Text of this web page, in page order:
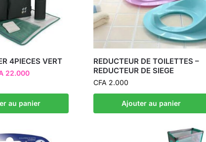
4PIECES VERT
22.000
au panier
REDUCTEUR DE TOILETTES –
REDUCTEUR DE SIEGE
CFA 2.000
Ajouter au panier